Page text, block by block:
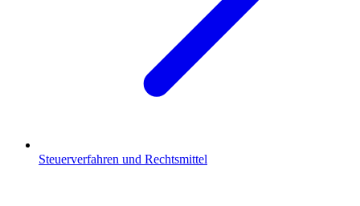
Steuerverfahren und Rechtsmittel